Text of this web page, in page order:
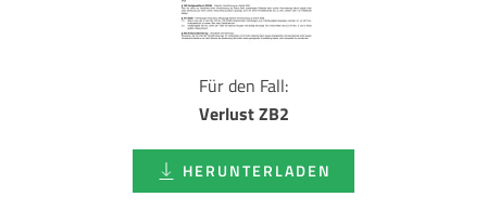
Für den Fall:
Verlust ZB2
HERUNTERLADEN